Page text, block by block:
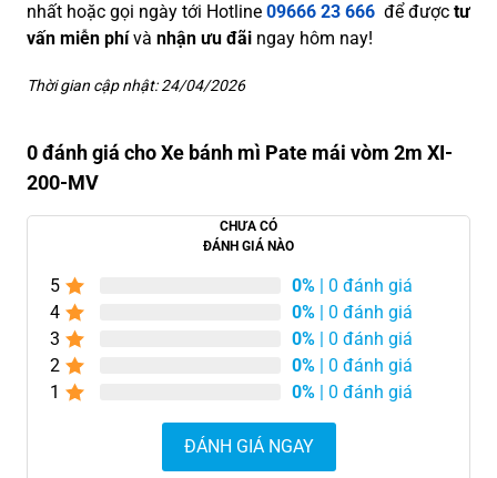
nhất hoặc gọi ngày tới Hotline 09666 23 666 để được tư
vấn miễn phívà nhận ưu đãi ngay hôm nay!
Thời gian cập nhật: 24/04/2026
0 đánh giá cho Xe bánh mì Pate mái vòm 2m XI-
200-MV
CHƯA CÓ
ĐÁNH GIÁ NÀO
5 0% | 0 đánh giá
4
0% | 0 đánh giá
3
0% | 0 đánh giá
2
0% | 0 đánh giá
1
0% | 0 đánh giá
ĐÁNH GIÁ NGAY